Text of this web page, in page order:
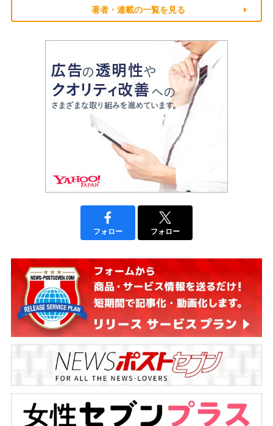
著者・連載の一覧を見る
フォロー フォロー